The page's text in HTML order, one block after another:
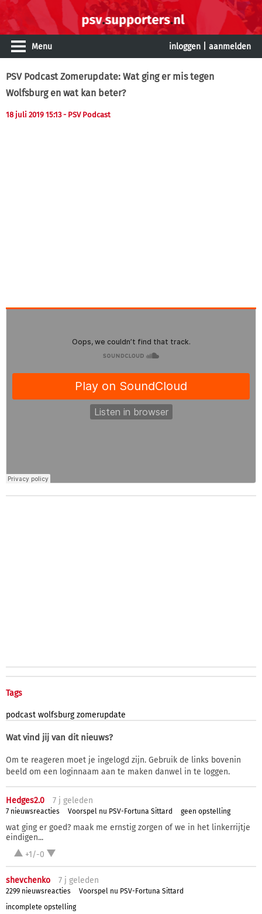
Menu inloggen aanmelden
PSV Podcast Zomerupdate: Wat ging er mis tegen
Wolfsburg en wat kan beter?
18 juli 2019 15:13 - PSV Podcast
Tags
podcast wolfsburg zomerupdate
Wat vind jij van dit nieuws?
Om te reageren moet je ingelogd zijn. Gebruik de links bovenin
beeld om een loginnaam aan te maken danwel in te loggen.
Hedges2.0 7 j geleden
7 nieuwsreacties Voorspel nu PSV-Fortuna Sittard geen opstelling
wat ging er goed? maak me ernstig zorgen of we in het linkerrijtje
eindigen...
+1/-0
shevchenko 7 j geleden
2299 nieuwsreacties
Voorspel nu PSV-Fortuna Sittard
incomplete opstelling